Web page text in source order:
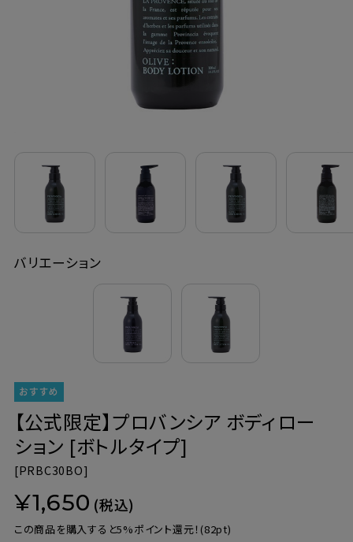
ご利用案内
よくあるご質問
会員登録でお得
バリエーション
【公式限定】プロバンシア ボディロー
ション [ボトルタイプ]
[PRBC30BO]
¥1,650 (税込)
この商品を購入すると5%ポイント還元！ (82pt)